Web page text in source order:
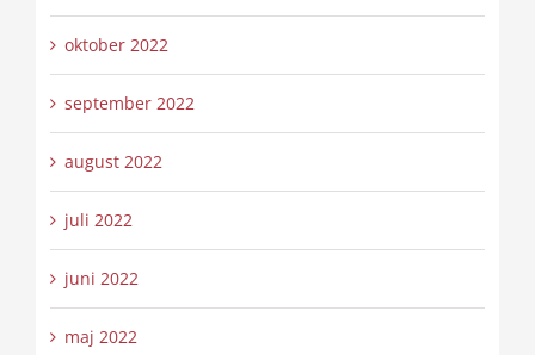
oktober 2022
september 2022
august 2022
juli 2022
juni 2022
maj 2022